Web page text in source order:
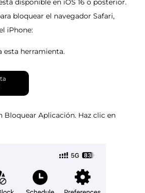
disponible en iOS 16 o posterior.
bloquear el navegador Safari,
iPhone:
esta herramienta.
Bloquear Aplicación. Haz clic en